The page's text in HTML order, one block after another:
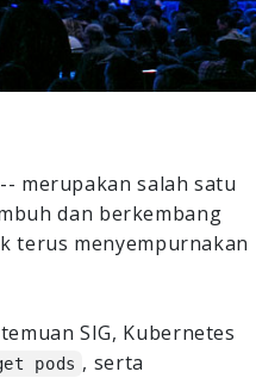
merupakan salah satu
dan berkembang
terus menyempurnakan
SIG, Kubernetes
pods , serta